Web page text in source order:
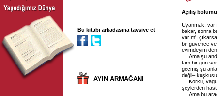
Bu kitabı arkadaşına tavsiye et
AYIN ARMAĞANI
Açılış
Uyanmak,
bakar, sonra
varım'ı
bir güvence
evimdeyim
Ama şu
tam bir gün
geçmiş şu
değil–
Korku,
şeylerden
Ama bu